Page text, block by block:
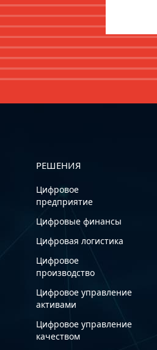
РЕШЕНИЯ
Цифровое
предприятие
Цифровые финансы
Цифровая логистика
Цифровое
производство
Цифровое управление
активами
Цифровое управление
качеством